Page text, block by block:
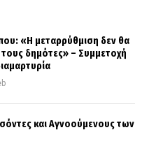
«Η μεταρρύθμιση δεν θα
δημότες» – Συμμετοχή
και Αγνοούμενους των